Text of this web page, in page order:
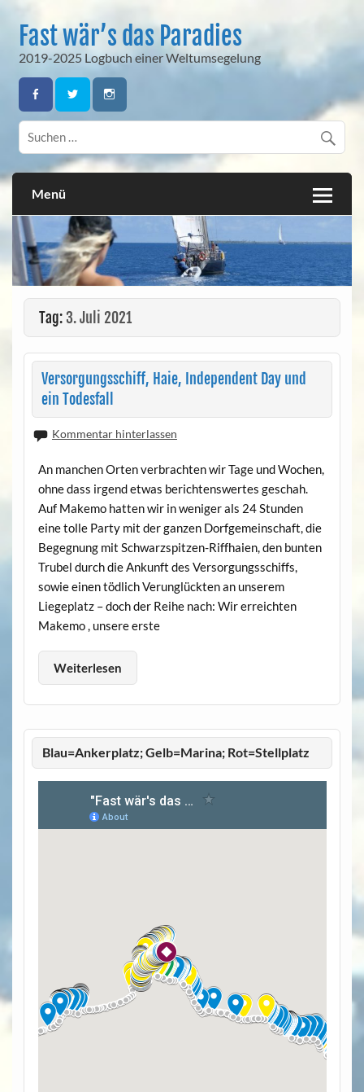
contentFast wär’s das Paradies
2019-2025 Logbuch einer Weltumsegelung
Menü
Tag: 3. Juli 2021
Versorgungsschiff, Haie, Independent Day und
ein Todesfall
Kommentar hinterlassen
An manchen Orten verbrachten wir Tage und Wochen,
ohne dass irgend etwas berichtenswertes geschah.
Auf Makemo hatten wir in weniger als 24 Stunden
eine tolle Party mit der ganzen Dorfgemeinschaft, die
Begegnung mit Schwarzspitzen-Riffhaien, den bunten
Trubel durch die Ankunft des Versorgungsschiffs,
sowie einen tödlich Verunglückten an unserem
Liegeplatz – doch der Reihe nach: Wir erreichten
Makemo , unsere erste
Weiterlesen
Blau=Ankerplatz; Gelb=Marina; Rot=Stellplatz